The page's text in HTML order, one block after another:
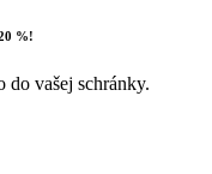
%!
do vašej schránky.